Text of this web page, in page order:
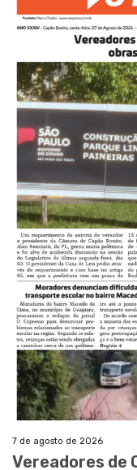
7 de agosto de 2026
Vereadores de